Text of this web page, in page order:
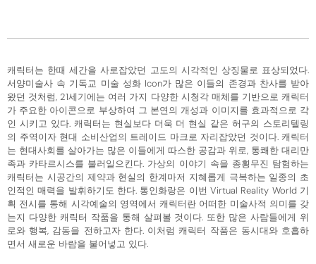
캐릭터는 한때 세간을 사로잡았던 고도의 시각적인 상징물로 표상되었다.
서양미술사 속 기독교 미술 성화 Icon가 많은 이들의 존경과 찬사를 받아
왔던 것처럼, 21세기에는 여러 가지 다양한 시청각 매체를 기반으로 캐릭터
가 주요한 아이콘으로 부상하여 그 본연의 개성과 이미지를 효과적으로 각
인 시키고 있다. 캐릭터는 현실보다 더욱 더 현실 같은 허구의 스토리텔링
의 주역이자 현대 소비산업의 트레이드 마크로 자리잡았던 것이다. 캐릭터
는 현대사회를 살아가는 많은 이들에게 따스한 공감과 위로, 통쾌한 대리만
족과 카타르시스를 불러일으킨다. 가상의 이야기 속을 종횡무진 탐험하는
캐릭터는 시공간의 제약과 현실의 한계마저 지혜롭게 극복하는 일종의 초
인적인 매력을 발휘하기도 한다. 통인화랑은 이번 Virtual Reality World 기
획 전시를 통해 시각예술의 영역에서 캐릭터란 어떠한 미술사적 의미를 갖
는지 다양한 캐릭터 작품을 통해 살펴볼 것이다. 또한 많은 사람들에게 위
로와 행복, 감동을 전하고자 한다. 이처럼 캐릭터 작품은 동시대와 호흡하
면서 새로운 바람을 불어넣고 있다.